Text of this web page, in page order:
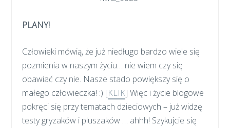
PLANY!
Człowieki mówią, że już niedługo bardzo wiele się
pozmienia w naszym życiu… nie wiem czy się
obawiać czy nie. Nasze stado powiększy się o
małego człowieczka! :) [KLIK] Więc i życie blogowe
pokręci się przy tematach dzieciowych – już widzę
testy gryzaków i pluszaków … ahhh! Szykujcie się